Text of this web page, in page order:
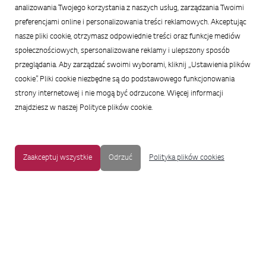
analizowania Twojego korzystania z naszych usług, zarządzania Twoimi
preferencjami online i personalizowania treści reklamowych. Akceptując
nasze pliki cookie, otrzymasz odpowiednie treści oraz funkcje mediów
społecznościowych, spersonalizowane reklamy i ulepszony sposób
przeglądania. Aby zarządzać swoimi wyborami, kliknij „Ustawienia plików
cookie”. Pliki cookie niezbędne są do podstawowego funkcjonowania
strony internetowej i nie mogą być odrzucone. Więcej informacji
znajdziesz w naszej Polityce plików cookie.
Zaakceptuj wszystkie Odrzuć Polityka plików cookies